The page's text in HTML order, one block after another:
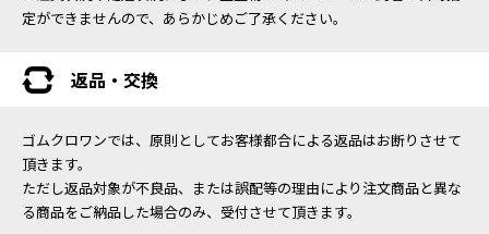
定ができませんので、あらかじめご了承ください。
返品・交換
ゴムクロワンでは、原則としてお客様都合による返品はお断りさせて
頂きます。
ただし返品対象が不良品、または誤配等の理由により注文商品と異な
る商品をご納品した場合のみ、受付させて頂きます。